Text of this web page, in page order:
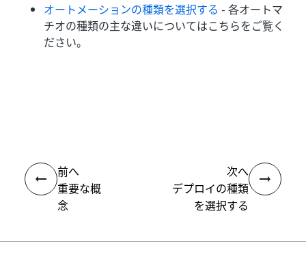
オートメーションの種類を選択する - 各オートマ
チオの種類の主な違いについてはこちらをご覧く
ださい。
前へ
重要な概
念
次へ
デプロイの種類
を選択する